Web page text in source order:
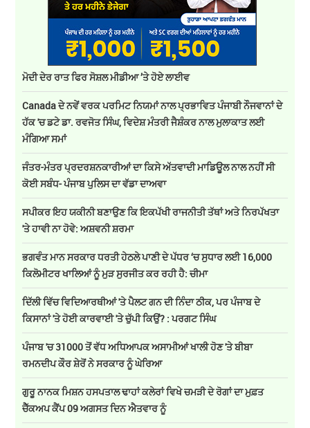
ਮੋਦੀ ਦੇਰ ਰਾਤ ਫਿਰ ਸੋਸ਼ਲ ਮੀਡੀਆ ’ਤੇ ਹੋਏ ਲਾਈਵ
Canada ਦੇ ਨਵੇਂ ਵਰਕ ਪਰਮਿਟ ਨਿਯਮਾਂ ਨਾਲ ਪ੍ਰਭਾਵਿਤ ਪੰਜਾਬੀ ਨੌਜਵਾਨਾਂ ਦੇ
ਹੱਕ 'ਚ ਡਟੇ ਡਾ. ਰਵਜੋਤ ਸਿੰਘ, ਵਿਦੇਸ਼ ਮੰਤਰੀ ਜੈਸ਼ੰਕਰ ਨਾਲ ਮੁਲਾਕਾਤ ਲਈ
ਮੰਗਿਆ ਸਮਾਂ
ਜੰਤਰ-ਮੰਤਰ ਪ੍ਰਦਰਸ਼ਨਕਾਰੀਆਂ ਦਾ ਕਿਸੇ ਅੱਤਵਾਦੀ ਮਾਡਿਊਲ ਨਾਲ ਨਹੀਂ ਸੀ
ਕੋਈ ਸਬੰਧ- ਪੰਜਾਬ ਪੁਲਿਸ ਦਾ ਵੱਡਾ ਦਾਅਵਾ
ਸਪੀਕਰ ਇਹ ਯਕੀਨੀ ਬਣਾਉਣ ਕਿ ਇਕਪੱਖੀ ਰਾਜਨੀਤੀ ਤੱਥਾਂ ਅਤੇ ਨਿਰਪੱਖਤਾ
'ਤੇ ਹਾਵੀ ਨਾ ਹੋਵੇ: ਅਸ਼ਵਨੀ ਸ਼ਰਮਾ
ਭਗਵੰਤ ਮਾਨ ਸਰਕਾਰ ਧਰਤੀ ਹੇਠਲੇ ਪਾਣੀ ਦੇ ਪੱਧਰ ‘ਚ ਸੁਧਾਰ ਲਈ 16,000
ਕਿਲੋਮੀਟਰ ਖਾਲਿਆਂ ਨੂੰ ਮੁੜ ਸੁਰਜੀਤ ਕਰ ਰਹੀ ਹੈ: ਚੀਮਾ
ਦਿੱਲੀ ਵਿੱਚ ਵਿਦਿਆਰਥੀਆਂ 'ਤੇ ਪੈਲਟ ਗਨ ਦੀ ਨਿੰਦਾ ਠੀਕ, ਪਰ ਪੰਜਾਬ ਦੇ
ਕਿਸਾਨਾਂ 'ਤੇ ਹੋਈ ਕਾਰਵਾਈ 'ਤੇ ਚੁੱਪੀ ਕਿਉਂ? : ਪਰਗਟ ਸਿੰਘ
ਪੰਜਾਬ 'ਚ 31000 ਤੋਂ ਵੱਧ ਅਧਿਆਪਕ ਅਸਾਮੀਆਂ ਖਾਲੀ ਹੋਣ 'ਤੇ ਬੀਬਾ
ਰਮਨਦੀਪ ਕੌਰ ਸ਼ੇਰੋਂ ਨੇ ਸਰਕਾਰ ਨੂੰ ਘੇਰਿਆ
ਗੁਰੂ ਨਾਨਕ ਮਿਸ਼ਨ ਹਸਪਤਾਲ ਢਾਹਾਂ ਕਲੇਰਾਂ ਵਿਖੇ ਚਮੜੀ ਦੇ ਰੋਗਾਂ ਦਾ ਮੁਫ਼ਤ
ਚੈੱਕਅਪ ਕੈਂਪ 09 ਅਗਸਤ ਦਿਨ ਐਤਵਾਰ ਨੂੰ